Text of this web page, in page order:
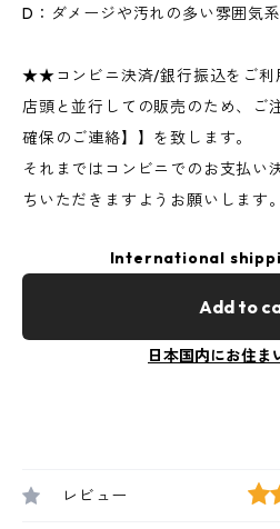
D：ダメージや汚れの多い雰囲気
★★コンビニ決済/銀行振込をご
店頭と並行しての販売のため、ご
確保のご連絡】】を致します。
それまではコンビニでのお支払い
ちいただきますようお願いします。
International
Add to
日本国内にお住ま
レビュー